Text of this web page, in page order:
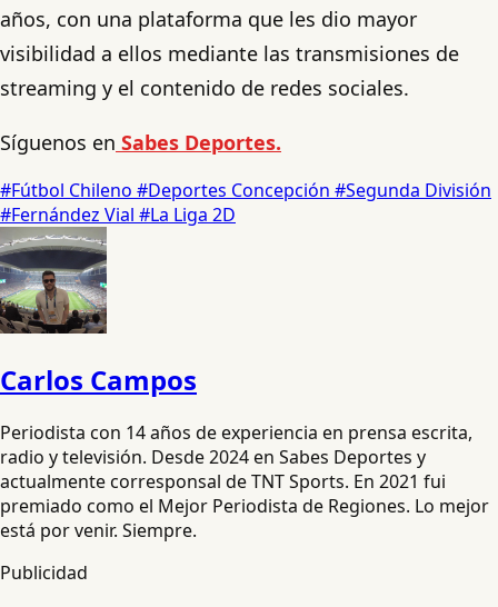
años, con una plataforma que les dio mayor
visibilidad a ellos mediante las transmisiones de
streaming y el contenido de redes sociales.
Síguenos en Sabes Deportes.
#Fútbol Chileno #Deportes Concepción #Segunda División
#Fernández Vial #La Liga 2D
Carlos Campos
Periodista con 14 años de experiencia en prensa escrita,
radio y televisión. Desde 2024 en Sabes Deportes y
actualmente corresponsal de TNT Sports. En 2021 fui
premiado como el Mejor Periodista de Regiones. Lo mejor
está por venir. Siempre.
Publicidad